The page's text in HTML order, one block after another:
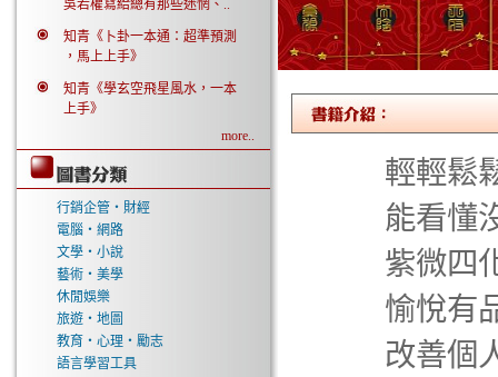
吳若權寫給總有那些迷惘、..
知青《卜卦一本通：超準預測
，馬上上手》
知青《學玄空飛星風水，一本
上手》
more..
行銷企管‧財經
電腦‧網路
文學‧小說
藝術‧美學
休閒娛樂
旅遊‧地圖
教育‧心理‧勵志
語言學習工具
輕輕鬆
能看懂
紫微四
愉悅有
改善個